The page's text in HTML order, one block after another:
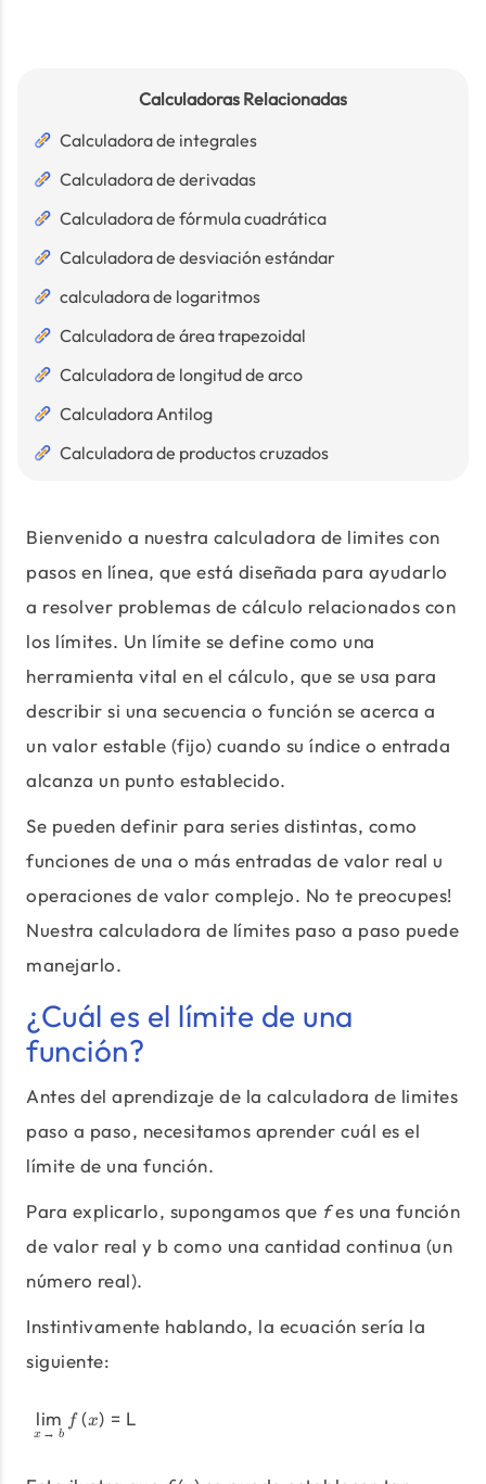
Calculadoras Relacionadas
Calculadora de integrales
Calculadora de derivadas
Calculadora de fórmula cuadrática
Calculadora de desviación estándar
calculadora de logaritmos
Calculadora de área trapezoidal
Calculadora de longitud de arco
Calculadora Antilog
Calculadora de productos cruzados
Bienvenido a nuestra calculadora de limites con
pasos en línea, que está diseñada para ayudarlo
a resolver problemas de cálculo relacionados con
los límites. Un límite se define como una
herramienta vital en el cálculo, que se usa para
describir si una secuencia o función se acerca a
un valor estable (fijo) cuando su índice o entrada
alcanza un punto establecido.
Se pueden definir para series distintas, como
funciones de una o más entradas de valor real u
operaciones de valor complejo. No te preocupes!
Nuestra calculadora de límites paso a paso puede
manejarlo.
¿Cuál es el límite de una
función?
Antes del aprendizaje de la calculadora de limites
paso a paso, necesitamos aprender cuál es el
límite de una función.
Para explicarlo, supongamos que fes una función
de valor real y b como una cantidad continua (un
número real).
Instintivamente hablando, la ecuación sería la
siguiente:
x → b
lim f (x) = L